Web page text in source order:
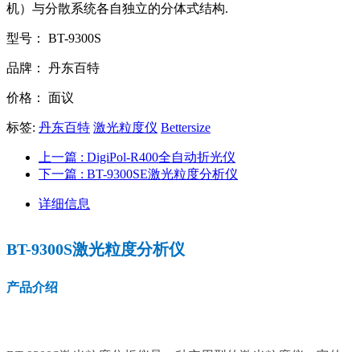
机）与分散系统各自独立的分体式结构.
型号： BT-9300S
品牌： 丹东百特
价格： 面议
标签: 丹东百特 激光粒度仪 Bettersize
上一篇 : DigiPol-R400全自动折光仪
下一篇 : BT-9300SE激光粒度分析仪
详细信息
BT-9300S激光粒度分析仪
产品介绍